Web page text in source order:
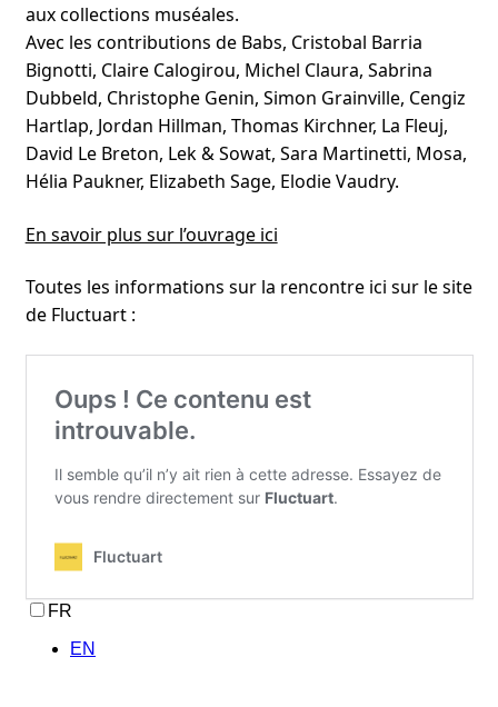
aux collections muséales.
Avec les contributions de Babs, Cristobal Barria
Bignotti, Claire Calogirou, Michel Claura, Sabrina
Dubbeld, Christophe Genin, Simon Grainville, Cengiz
Hartlap, Jordan Hillman, Thomas Kirchner, La Fleuj,
David Le Breton, Lek & Sowat, Sara Martinetti, Mosa,
Hélia Paukner, Elizabeth Sage, Elodie Vaudry.
En savoir plus sur l’ouvrage ici
Toutes les informations sur la rencontre ici sur le site
de Fluctuart :